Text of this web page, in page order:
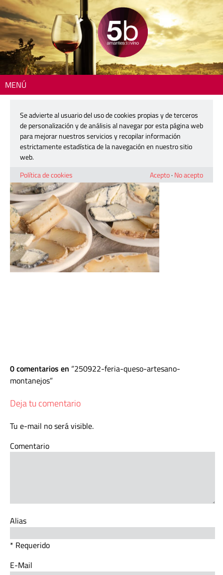
MENÚ
250922-feria-queso-artesano-
montanejos
22 septiembre, 2025
0 comentarios en 250922-feria-queso-artesano-
montanejos
Deja tu comentario
Tu e-mail no será visible.
Comentario
Alias
* Requerido
E-Mail
Se advierte al usuario del uso de cookies propias y de terceros
de personalización y de análisis al navegar por esta página web
para mejorar nuestros servicios y recopilar información
estrictamente estadística de la navegación en nuestro sitio
web.
Política de cookies
Acepto· No acepto